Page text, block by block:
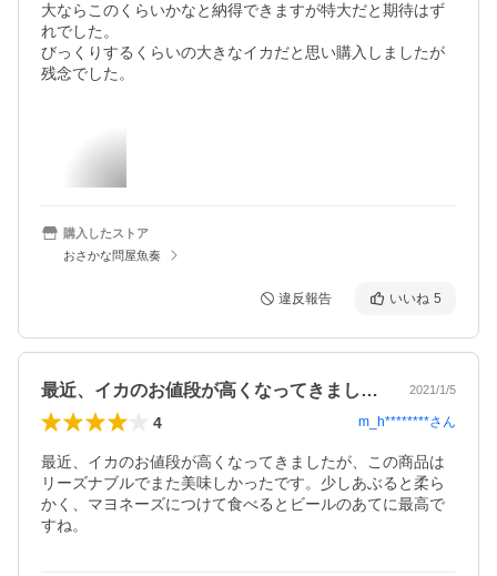
大ならこのくらいかなと納得できますが特大だと期待はず
れでした。
びっくりするくらいの大きなイカだと思い購入しましたが
残念でした。
購入したストア
おさかな問屋魚奏
違反報告 いいね 5
最近、イカのお値段が高くなってきました… 2021/1/5
4 m_h********さん
最近、イカのお値段が高くなってきましたが、この商品は
リーズナブルでまた美味しかったです。少しあぶると柔ら
かく、マヨネーズにつけて食べるとビールのあてに最高で
すね。